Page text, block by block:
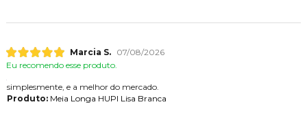
Marcia S.
07/08/2026
Eu recomendo esse produto.
simplesmente, e a melhor do mercado.
Produto:Meia Longa HUPI Lisa Branca